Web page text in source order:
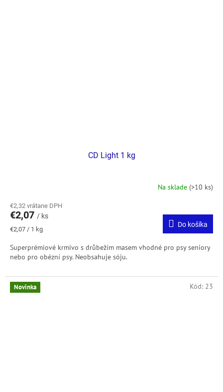
CD Light 1 kg
Na sklade (>10 ks)
€2,32 vrátane DPH
€2,07 / ks
Jednotková
€2,07 / 1 kg
Do košíka
Superprémiové krmivo s drůbežím masem vhodné pro psy seniory
nebo pro obézní psy. Neobsahuje sóju.
Novinka Kód: 23